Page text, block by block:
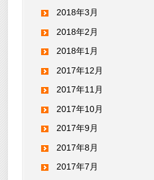
2018年3月
2018年2月
2018年1月
2017年12月
2017年11月
2017年10月
2017年9月
2017年8月
2017年7月